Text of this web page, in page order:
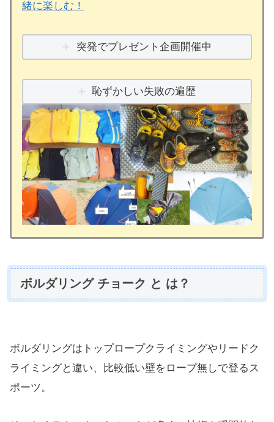
緒に楽しむ！
突発でプレゼント企画開催中
恥ずかしい失敗の遍歴
ボルダリング チョーク と は？
ボルダリングはトップロープクライミングやリードク
ライミングと違い、比較低い壁をロープ無しで登るス
ポーツ。